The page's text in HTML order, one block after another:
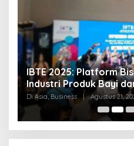
PM Kamboja dan
Sepakat Damai di
Di Asia | Juli 28, 2025